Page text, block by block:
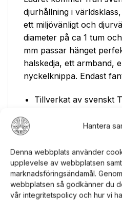
Hantera
Denna webbplats använder
upplevelse av webbplatsen
marknadsföringsändamål.
webbplatsen så godkänner du
vår integritetspolicy och hur vi
djurhållning i
ett miljövänligt och
diameter på ca 1 tum
mm passar hänget
halskedja, ett armband,
nyckelknippa. Endast
Tillverkat av svenskt
Diameter: ca 1 tum
Tjocklek: ca 3 mm
Miljösmart och